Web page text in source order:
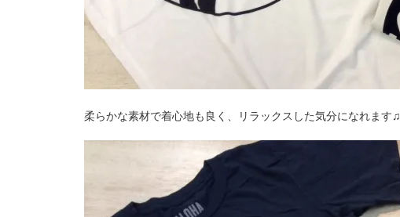
柔らかな素材で着心地も良く、リラックスした気分になれます♫